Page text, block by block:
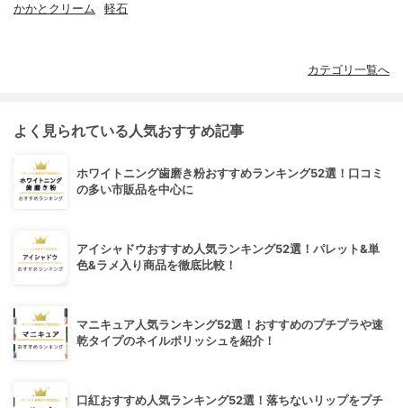
かかとクリーム 軽石
カテゴリ一覧へ
よく見られている人気おすすめ記事
ホワイトニング歯磨き粉おすすめランキング52選！口コミ
の多い市販品を中心に
アイシャドウおすすめ人気ランキング52選！パレット&単
色&ラメ入り商品を徹底比較！
マニキュア人気ランキング52選！おすすめのプチプラや速
乾タイプのネイルポリッシュを紹介！
口紅おすすめ人気ランキング52選！落ちないリップをプチ